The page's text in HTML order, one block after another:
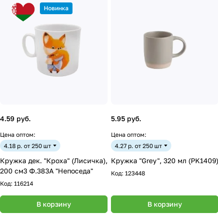
Новинка
4.59 руб.
Цена оптом:
4.18 р. от 250 шт
Кружка дек. "Кроха" (Лисичка),
200 см3 Ф.383А "Непоседа"
Код: 116214
В корзину
5.95 руб.
Цена оптом:
4.27 р. от 250 шт
Кружка "Grey", 320 мл (PK1409)
Код: 123448
В корзину